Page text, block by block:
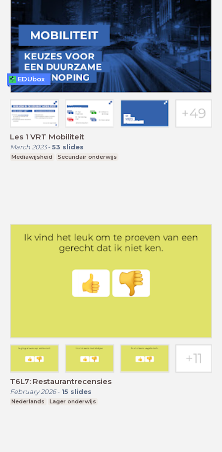
Les 1 VRT Mobiliteit
March 2023- 53 slides
Mediawijsheid Secundair onderwijs
EDUbox
T6L7: Restaurantrecensies
February 2026- 15 slides
Nederlands Lager onderwijs